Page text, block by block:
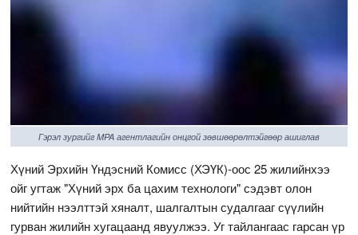
Гэрэл зургийг MPA агентлагийн онцгой зөвшөөрөлтэйгөөр ашиглав
Хүний Эрхийн Үндэсний Комисс (ХЭҮК)-оос 25 жилийнхээ
ойг угтаж "Хүний эрх ба цахим технологи" сэдэвт олон
нийтийн нээлттэй хяналт, шалгалтын судалгааг сүүлийн
гурван жилийн хугацаанд явуулжээ. Уг тайлангаас гарсан үр